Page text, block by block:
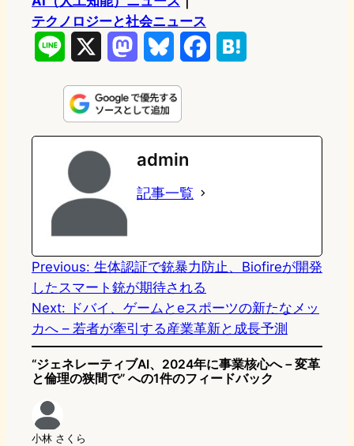
テクノロジーと社会ニュース
n
e
s
t
o
d
n
u
e
s
k
e
k
e
admin
記事一覧
Previous: 生体認証で銃暴力防止、Biofireが開発
したスマート銃が期待される
Next: ドバイ、ゲームとeスポーツの新たなメッ
カへ – 若者が牽引する産業革新と成長予測
“ジェネレーティブAI、2024年に事業核心へ－変革
と倫理の狭間で” への1件のフィードバック
小林 さくら